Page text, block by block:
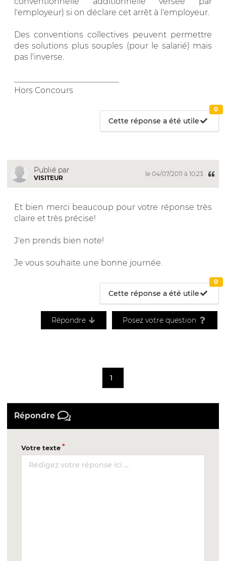
l'employeur) si on déclare cet arrêt à l'employeur.
Des conventions collectives peuvent permettre
des solutions plus souples (pour le salarié) mais
pas l'inverse.
Hors Concours
Cette réponse a été utile
0
Publié par
VISITEUR
le 04/07/2011 à 10:23
Et bien merci beaucoup pour votre réponse très
claire et très précise!
J'en prends bien note!
Je vous souhaite une bonne journée.
Cette réponse a été utile
0
Répondre Posez votre question
1
Répondre
Votre texte